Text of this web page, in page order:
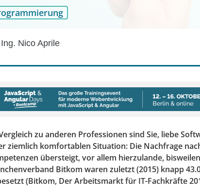
Nico Aprile
zu anderen Professionen sind Sie, liebe
ziemlich komfortablen Situation: Die Nachfrage
übersteigt, vor allem hierzulande,
Bitkom waren zuletzt (2015) knapp
(Bitkom, Der Arbeitsmarkt für IT-Fachkräfte